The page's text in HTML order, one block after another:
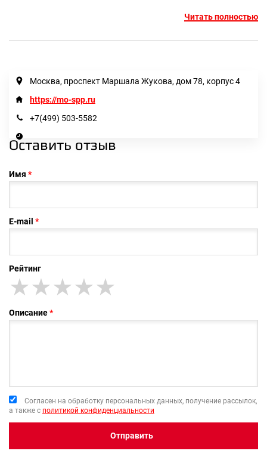
— юридических лиц и индивидуальных предпринимателей,
Российской Федерации, а так же стандартов и правил
Партнерства.
Читать полностью
Москва, проспект Маршала Жукова, дом 78, корпус 4
https://mo-spp.ru
+7(499) 503-5582
Оставить отзыв
Имя
E-mail
Рейтинг
★
★★
★★★
★★★★
★★★★★
Описание
Согласен на обработку персональных данных, получение рассылок,
а также с политикой конфиденциальности
Отправить